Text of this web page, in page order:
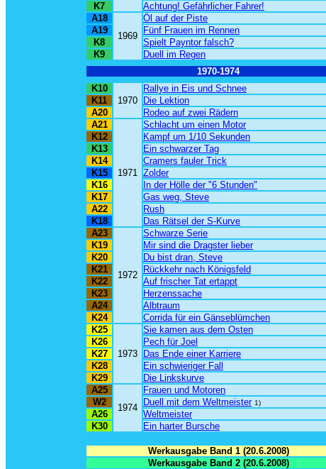
K7
Achtung! Gefährlicher Fahrer!
A18
1969
Öl auf der Piste
A19
Fünf Frauen im Rennen
K8
Spielt Payntor falsch?
K9
Duell im Regen
1970-1974
K10
1970
Rallye in Eis und Schnee
K11
Die Lektion
A20
Rodeo auf zwei Rädern
A21
1971
Schlacht um einen Motor
K12
Kampf um 1/10 Sekunden
K13
Ein schwarzer Tag
K14
Cramers fauler Trick
K15
Zolder
K16
In der Hölle der "6 Stunden"
K17
Gas weg, Steve
A22
Rush
K18
Das Rätsel der S-Kurve
A23
1972
Schwarze Serie
K19
Mir sind die Dragster lieber
K20
Du bist dran, Steve
K21
Rückkehr nach Königsfeld
K22
Auf frischer Tat ertappt
K23
Herzenssache
A24
Albtraum
K24
Corrida für ein Gänseblümchen
K25
1973
Sie kamen aus dem Osten
K26
Pech für Joel
K27
Das Ende einer Karriere
K28
Ein schwieriger Fall
K29
Die Linkskurve
A25
1974
Frauen und Motoren
W2
Duell mit dem Weltmeister 1)
A26
Weltmeister
K30
Ein harter Bursche
Werkausgabe Band 1 (20.6.2008)
Werkausgabe Band 2 (20.6.2008)